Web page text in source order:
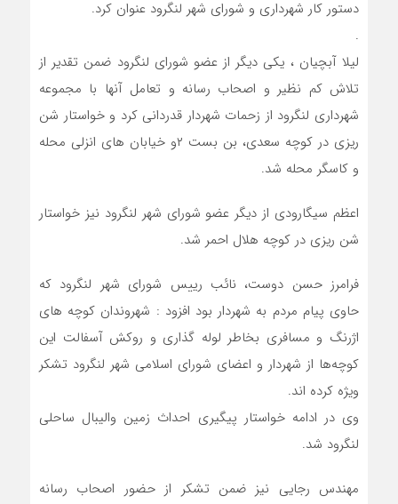
دستور کار شهرداری و شورای شهر لنگرود عنوان کرد.
.
لیلا آبچیان ، یکی دیگر از عضو شورای لنگرود ضمن تقدیر از
تلاش کم نظیر و اصحاب رسانه و تعامل آنها با مجموعه
شهرداری لنگرود از زحمات شهردار قدردانی کرد و خواستار شن
ریزی در کوچه سعدی، بن بست ۲و خیابان های انزلی محله
و کاسگر محله شد.
اعظم سیگارودی از دیگر عضو شورای شهر لنگرود نیز خواستار
شن ریزی در کوچه هلال احمر شد.
فرامرز حسن دوست، نائب رییس شورای شهر لنگرود که
حاوی پیام مردم به شهردار بود افزود : شهروندان کوچه های
اژرنگ و مسافری بخاطر لوله گذاری و روکش آسفالت این
کوچه‌ها از شهردار و اعضای شورای اسلامی شهر لنگرود تشکر
ویژه کرده اند.
وی در ادامه خواستار پیگیری احداث زمین والیبال ساحلی
لنگرود شد.
مهندس رجایی نیز ضمن تشکر از حضور اصحاب رسانه